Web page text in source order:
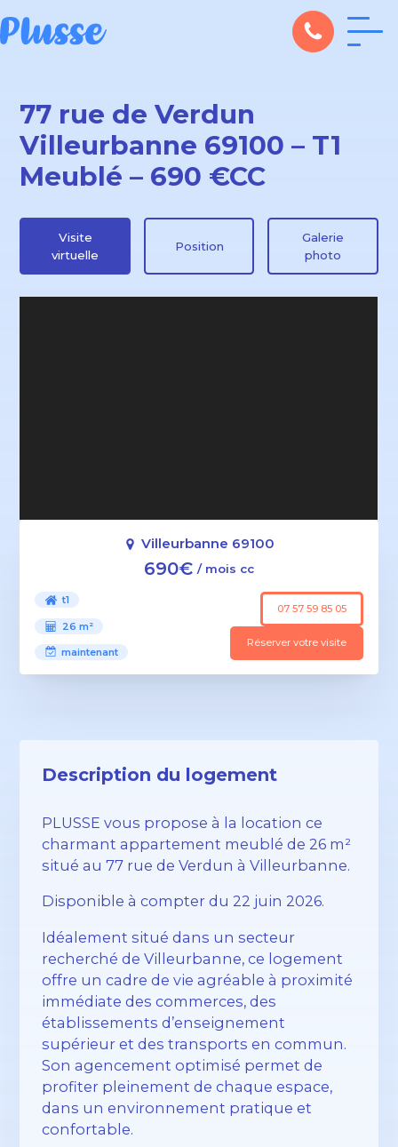
77 rue de Verdun
Villeurbanne 69100 – T1
Meublé – 690 €CC
Visite
virtuelle
Position
Galerie
photo
Villeurbanne 69100
690€ / mois cc
t1
26 m²
maintenant
07 57 59 85 05
Réserver votre visite
Description du logement
PLUSSE vous propose à la location ce
charmant appartement meublé de 26 m²
situé au 77 rue de Verdun à Villeurbanne.
Disponible à compter du 22 juin 2026.
Idéalement situé dans un secteur
recherché de Villeurbanne, ce logement
offre un cadre de vie agréable à proximité
immédiate des commerces, des
établissements d’enseignement
supérieur et des transports en commun.
Son agencement optimisé permet de
profiter pleinement de chaque espace,
dans un environnement pratique et
confortable.